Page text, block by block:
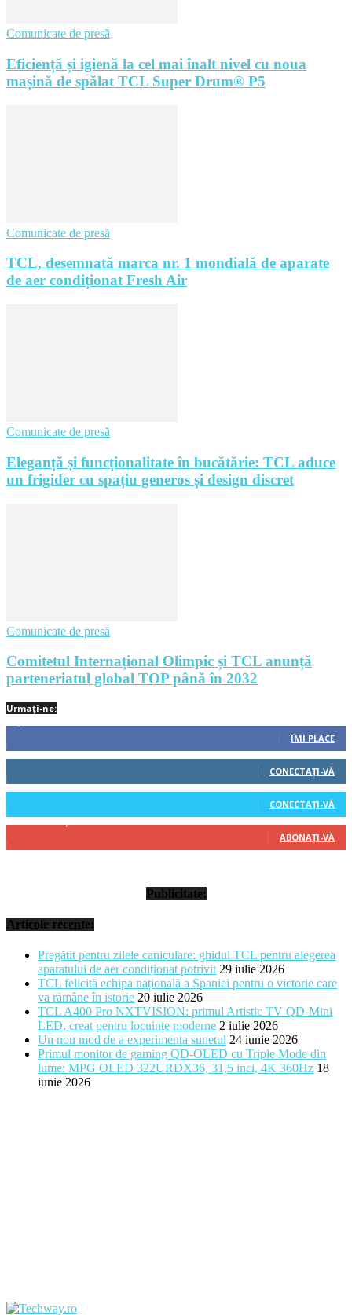
Comunicate de presă
Eficiență și igienă la cel mai înalt nivel cu noua
mașină de spălat TCL Super Drum® P5
Comunicate de presă
TCL, desemnată marca nr. 1 mondială de aparate
de aer condiționat Fresh Air
Comunicate de presă
Eleganță și funcționalitate în bucătărie: TCL aduce
un frigider cu spațiu generos și design discret
Comunicate de presă
Comitetul Internațional Olimpic și TCL anunță
parteneriatul global TOP până în 2032
Urmați-ne:
ÎMI PLACE
522 Cititori
CONECTAȚI-VĂ
45 Cititori
CONECTAȚI-VĂ
314 Abonați
ABONAȚI-VĂ
Publicitate:
Articole recente:
Pregătit pentru zilele caniculare: ghidul TCL pentru alegerea
aparatului de aer condiționat potrivit 29 iulie 2026
TCL felicită echipa națională a Spaniei pentru o victorie care
va rămâne în istorie 20 iulie 2026
TCL A400 Pro NXTVISION: primul Artistic TV QD-Mini
LED, creat pentru locuințe moderne 2 iulie 2026
Un nou mod de a experimenta sunetul 24 iunie 2026
Primul monitor de gaming QD-OLED cu Triple Mode din
lume: MPG OLED 322URDX36, 31,5 inci, 4K 360Hz 18
iunie 2026